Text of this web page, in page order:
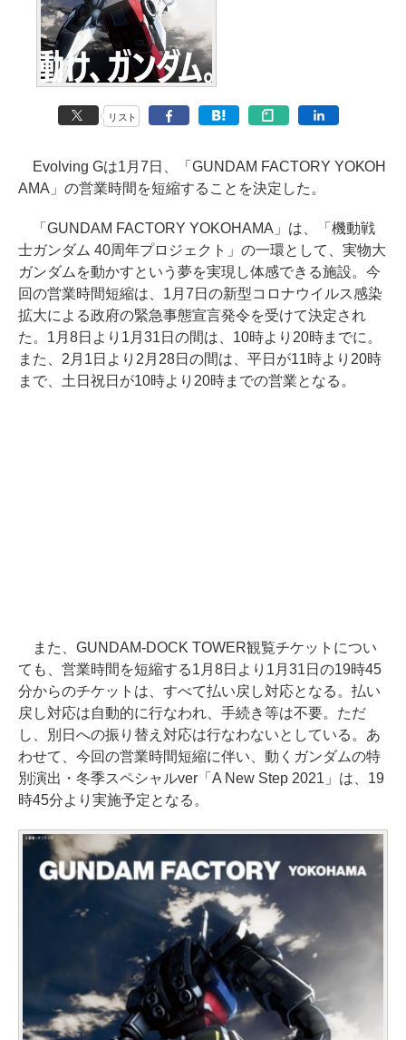
リスト
Evolving Gは1月7日、「GUNDAM FACTORY YOKOH
AMA」の営業時間を短縮することを決定した。
「GUNDAM FACTORY YOKOHAMA」は、「機動戦
士ガンダム 40周年プロジェクト」の一環として、実物大
ガンダムを動かすという夢を実現し体感できる施設。今
回の営業時間短縮は、1月7日の新型コロナウイルス感染
拡大による政府の緊急事態宣言発令を受けて決定され
た。1月8日より1月31日の間は、10時より20時までに。
また、2月1日より2月28日の間は、平日が11時より20時
まで、土日祝日が10時より20時までの営業となる。
また、GUNDAM-DOCK TOWER観覧チケットについ
ても、営業時間を短縮する1月8日より1月31日の19時45
分からのチケットは、すべて払い戻し対応となる。払い
戻し対応は自動的に行なわれ、手続き等は不要。ただ
し、別日への振り替え対応は行なわないとしている。あ
わせて、今回の営業時間短縮に伴い、動くガンダムの特
別演出・冬季スペシャルver「A New Step 2021」は、19
時45分より実施予定となる。